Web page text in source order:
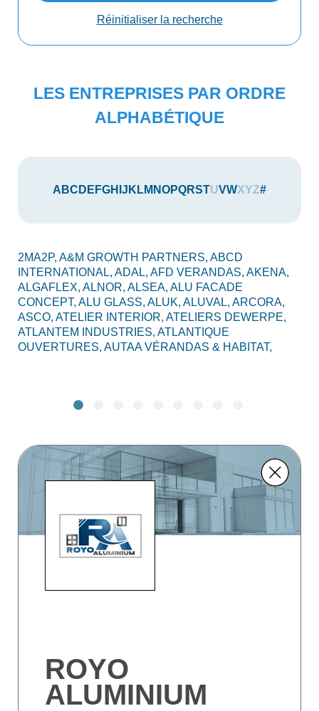
Réinitialiser la recherche
LES ENTREPRISES PAR ORDRE
ALPHABÉTIQUE
A BC D E FGH J K LM NOPQRSTUVWXYZ#
2MA2P, A&M GROWTH PARTNERS, ABCD
INTERNATIONAL, ADAL, AFD VERANDAS, AKENA,
ALGAFLEX, ALNOR, ALSEA, ALU FACADE
CONCEPT, ALU GLASS, ALUK, ALUVAL, ARCORA,
ASCO, ATELIER INTERIOR, ATELIERS DEWERPE,
ATLANTEM INDUSTRIES, ATLANTIQUE
OUVERTURES, AUTAA VÉRANDAS & HABITAT,
ROYO
ALUMINIUM